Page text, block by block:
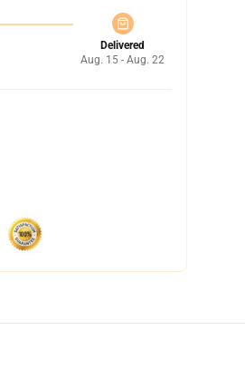
Delivered
Aug. 15 - Aug. 22